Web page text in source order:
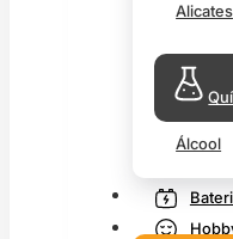
Alicates
Álcool